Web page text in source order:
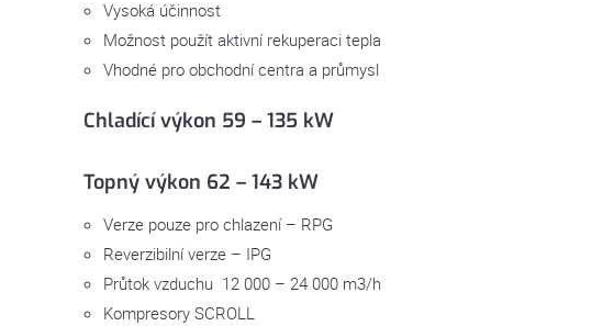
Vysoká účinnost
Možnost použít aktivní rekuperaci tepla
Vhodné pro obchodní centra a průmysl
Chladící výkon 59 – 135 kW
Topný výkon 62 – 143 kW
Verze pouze pro chlazení – RPG
Reverzibilní verze – IPG
Průtok vzduchu 12 000 – 24 000 m3/h
Kompresory SCROLL